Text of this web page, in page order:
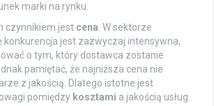
marki na rynku.
czynnikiem jest cena. W sektorze
konkurencja jest zazwyczaj intensywna,
o tym, który dostawca zostanie
pamiętać, że najniższa cena nie
z jakością. Dlatego istotne jest
pomiędzy kosztami a jakością usług.